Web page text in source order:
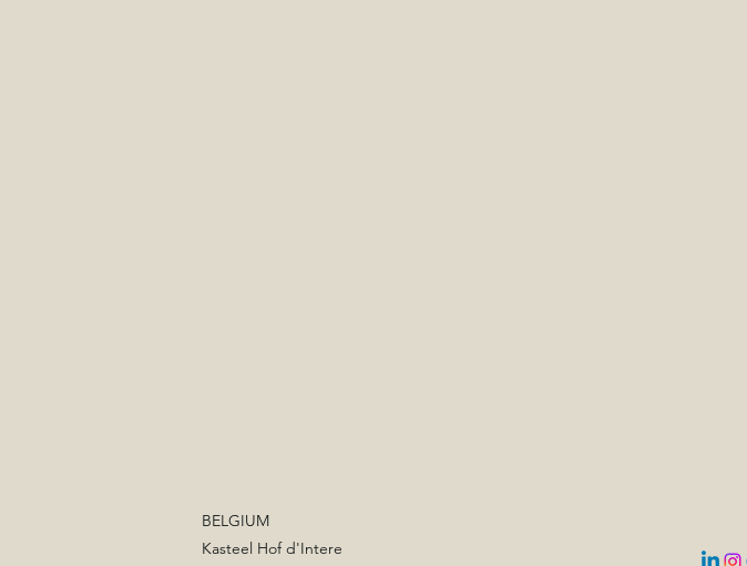
BELGIUM
Kasteel Hof d'Intere